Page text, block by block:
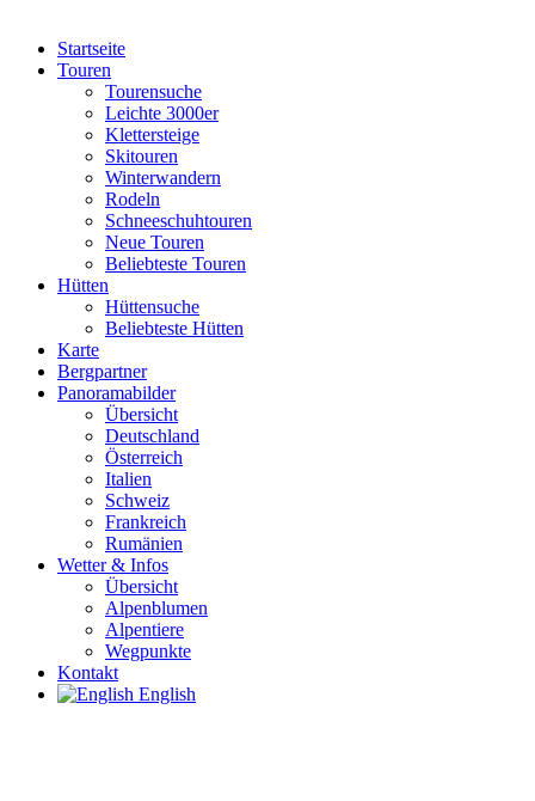
Startseite
Touren
Tourensuche
Leichte 3000er
Klettersteige
Skitouren
Winterwandern
Rodeln
Schneeschuhtouren
Neue Touren
Beliebteste Touren
Hütten
Hüttensuche
Beliebteste Hütten
Karte
Bergpartner
Panoramabilder
Übersicht
Deutschland
Österreich
Italien
Schweiz
Frankreich
Rumänien
Wetter & Infos
Übersicht
Alpenblumen
Alpentiere
Wegpunkte
Kontakt
English